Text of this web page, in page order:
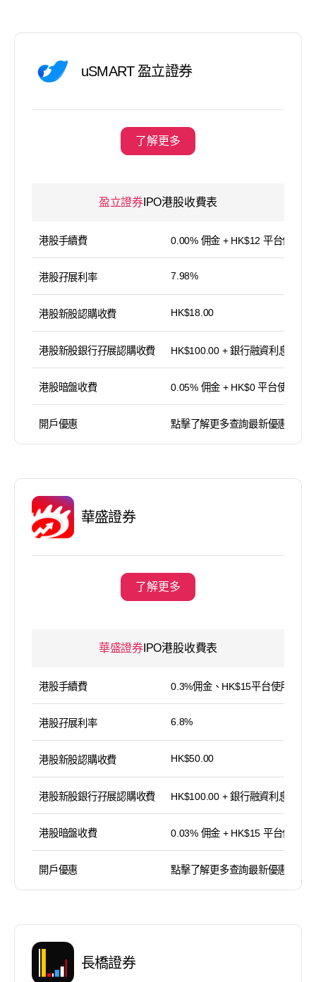
uSMART 盈立證券
了解更多
盈立證券IPO港股收費表
港股手續費 0.00% 佣金 + HK$12 平台使用費
港股孖展利率 7.98%
港股新股認購收費 HK$18.00
港股新股銀行孖展認購收費 HK$100.00 + 銀行融資利息
港股暗盤收費 0.05% 佣金 + HK$0 平台使用費
開戶優惠 點擊了解更多查詢最新優惠
華盛證券
了解更多
華盛證券IPO港股收費表
港股手續費 0.3%佣金、HK$15平台使用費
港股孖展利率 6.8%
港股新股認購收費 HK$50.00
港股新股銀行孖展認購收費 HK$100.00 + 銀行融資利息
港股暗盤收費 0.03% 佣金 + HK$15 平台使用費
開戶優惠 點擊了解更多查詢最新優惠
長橋證券